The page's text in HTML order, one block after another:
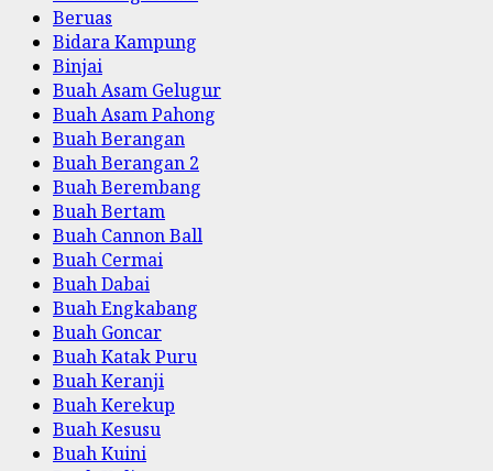
Beruas
Bidara Kampung
Binjai
Buah Asam Gelugur
Buah Asam Pahong
Buah Berangan
Buah Berangan 2
Buah Berembang
Buah Bertam
Buah Cannon Ball
Buah Cermai
Buah Dabai
Buah Engkabang
Buah Goncar
Buah Katak Puru
Buah Keranji
Buah Kerekup
Buah Kesusu
Buah Kuini